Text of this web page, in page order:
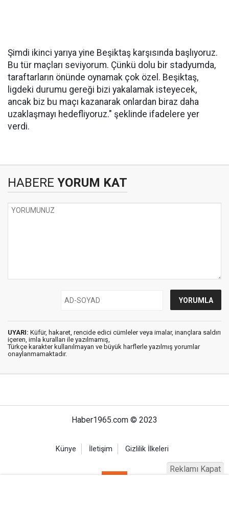
Şimdi ikinci yarıya yine Beşiktaş karşısında başlıyoruz.
Bu tür maçları seviyorum. Çünkü dolu bir stadyumda,
taraftarların önünde oynamak çok özel. Beşiktaş,
ligdeki durumu gereği bizi yakalamak isteyecek,
ancak biz bu maçı kazanarak onlardan biraz daha
uzaklaşmayı hedefliyoruz." şeklinde ifadelere yer
verdi.
HABERE YORUM KAT
UYARI: Küfür, hakaret, rencide edici cümleler veya imalar, inançlara saldırı
içeren, imla kuralları ile yazılmamış,
Türkçe karakter kullanılmayan ve büyük harflerle yazılmış yorumlar
onaylanmamaktadır.
Haber1965.com © 2023
Künye İletişim Gizlilik İlkeleri
Reklamı Kapat